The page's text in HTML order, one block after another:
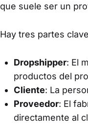
que suele ser un
Hay tres partes
Dropshipper: El
productos del
Cliente: La
Proveedor: El
directamente al